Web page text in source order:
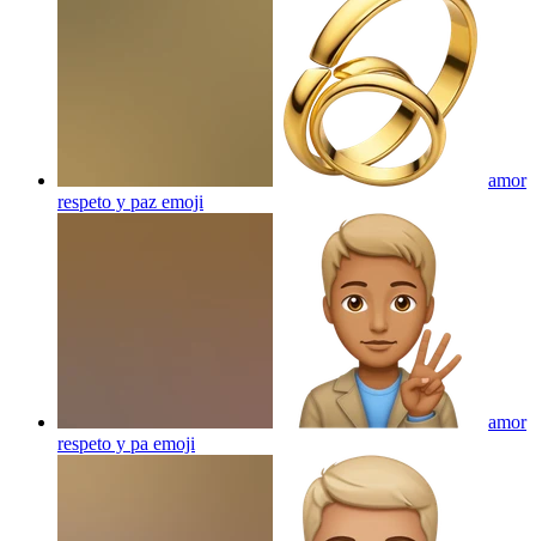
amor
respeto y paz emoji
amor
respeto y pa emoji